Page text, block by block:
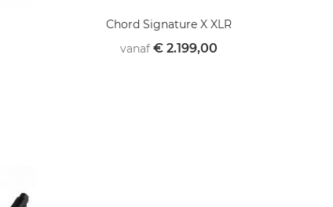
Chord Signature X XLR
vanaf € 2.199,00